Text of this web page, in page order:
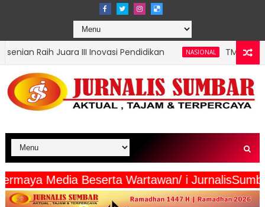
Inovasi Pendidikan NASIONAL TMMD Ke-129 Tuntaskan
intermaya Media Beserta Wartawan/ i